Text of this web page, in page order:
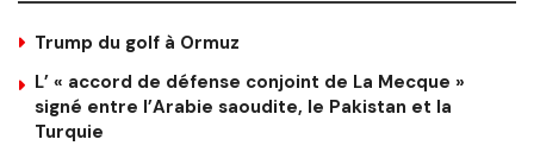
Trump du golf à Ormuz
L’ « accord de défense conjoint de La Mecque »
signé entre l’Arabie saoudite, le Pakistan et la
Turquie